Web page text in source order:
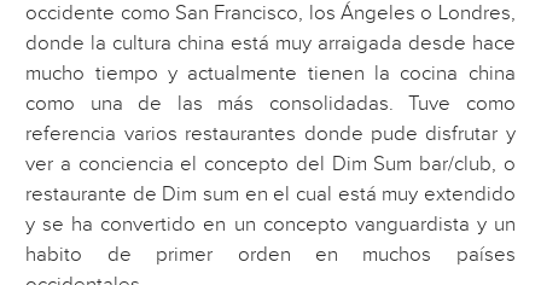
occidente como San Francisco, los Ángeles o Londres,
donde la cultura china está muy arraigada desde hace
mucho tiempo y actualmente tienen la cocina china
como una de las más consolidadas. Tuve como
referencia varios restaurantes donde pude disfrutar y
ver a conciencia el concepto del Dim Sum bar/club, o
restaurante de Dim sum en el cual está muy extendido
y se ha convertido en un concepto vanguardista y un
habito de primer orden en muchos países